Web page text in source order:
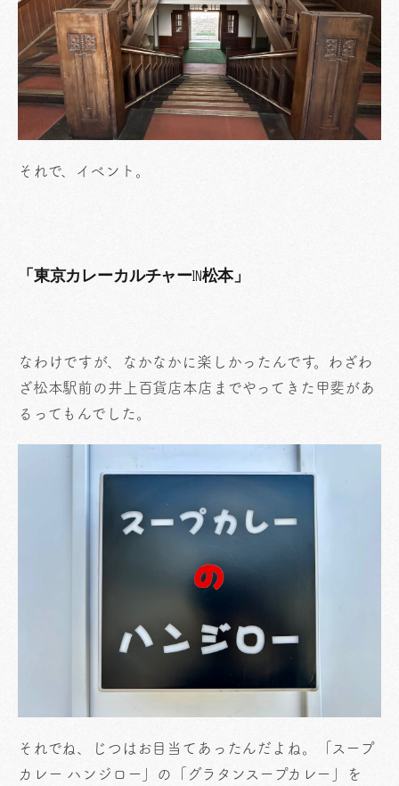
それで、イベント。
「東京カレーカルチャーin松本」
なわけですが、なかなかに楽しかったんです。わざわ
ざ松本駅前の井上百貨店本店までやってきた甲斐があ
るってもんでした。
それでね、じつはお目当てあったんだよね。「スープ
カレー ハンジロー」の「グラタンスープカレー」を